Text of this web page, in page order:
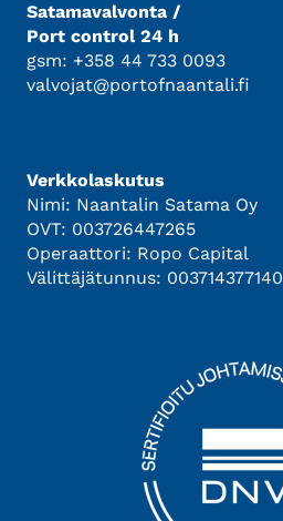
Satamavalvonta /
Port control 24 h
gsm: +358 44 733 0093
valvojat@portofnaantali.fi
Verkkolaskutus
Nimi: Naantalin Satama Oy
OVT: 003726447265
Operaattori: Ropo Capital
Välittäjätunnus: 003714377140